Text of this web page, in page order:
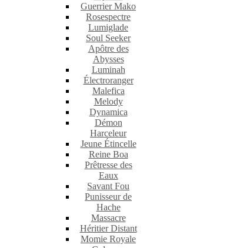
Guerrier Mako
Rosespectre
Lumiglade
Soul Seeker
Apôtre des
Abysses
Luminah
Électroranger
Malefica
Melody
Dynamica
Démon
Harceleur
Jeune Étincelle
Reine Boa
Prêtresse des
Eaux
Savant Fou
Punisseur de
Hache
Massacre
Héritier Distant
Momie Royale